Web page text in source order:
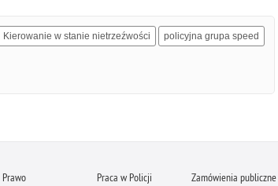
Kierowanie w stanie nietrzeźwości policyjna grupa speed
Prawo Praca w Policji Zamówienia publiczne